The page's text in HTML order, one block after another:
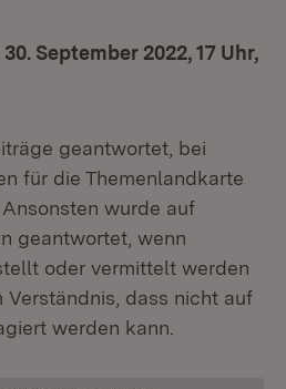
September 2022, 17 Uhr,
geantwortet, bei
für die Themenlandkarte
wurde auf
geantwortet, wenn
oder vermittelt werden
dass nicht auf
werden kann.